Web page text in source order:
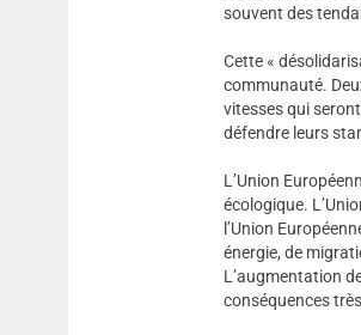
souvent des
Cette «
communauté.
vitesses qui
défendre leurs
L’Union
écologique.
l’Union
énergie, de
L’augmentation
conséquences